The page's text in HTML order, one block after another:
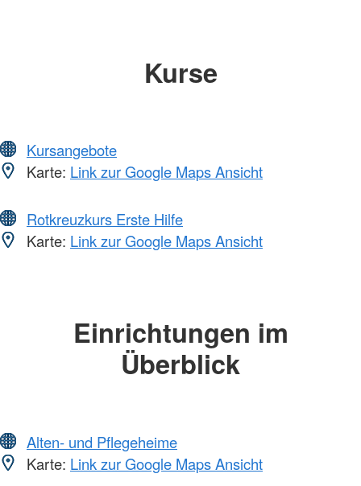
Kurse
Kursangebote
Karte: Link zur Google Maps Ansicht
Rotkreuzkurs Erste Hilfe
Karte: Link zur Google Maps Ansicht
Einrichtungen im
Überblick
Alten- und Pflegeheime
Karte: Link zur Google Maps Ansicht